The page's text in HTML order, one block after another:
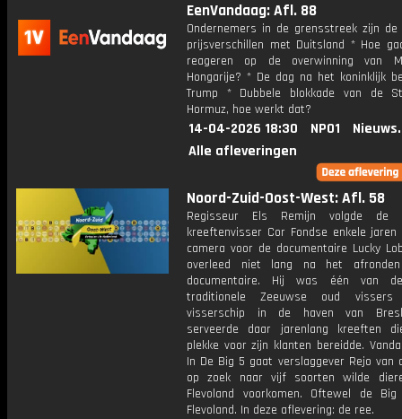
EenVandaag: Afl. 88
Ondernemers in de grensstreek zijn de
prijsverschillen met Duitsland * Hoe
reageren op de overwinning van
Hongarije? * De dag na het koninklijk
Trump * Dubbele blokkade van de
Hormuz, hoe werkt dat?
14-04-2026 18:30 NPO1
Alle afleveringen
Noord-Zuid-Oost-West: Afl. 58
Regisseur Els Remijn volgde de
kreeftenvisser Cor Fondse enkele
camera voor de documentaire Lucky
overleed niet lang na het
documentaire. Hij was één van
traditionele Zeeuwse oud
visserschip in de haven van
serveerde daar jarenlang kreeften
plekke voor zijn klanten bereidde.
In De Big 5 gaat verslaggever Rejo van
op zoek naar vijf soorten wilde
Flevoland voorkomen. Oftewel de
Flevoland. In deze aflevering: de ree.